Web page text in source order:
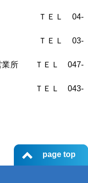
ＴＥＬ 04-
所 ＴＥＬ 03-
営業所 ＴＥＬ 047-
所 ＴＥＬ 043-
page top